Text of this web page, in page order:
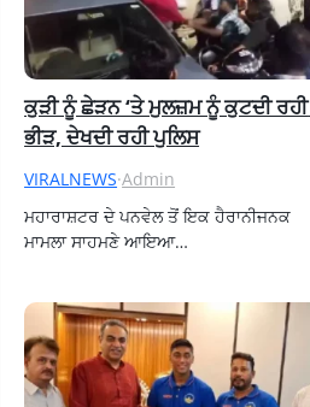
ਕੁੜੀ ਨੂੰ ਛੇੜਨ ‘ਤੇ ਮੁਲਜ਼ਮ ਨੂੰ ਕੁਟਦੀ ਰਹੀ
ਭੀੜ, ਦੇਖਦੀ ਰਹੀ ਪੁਲਿਸ
VIRALNEWS·Admin
ਮਹਾਰਾਸ਼ਟਰ ਦੇ ਪਨਵੇਲ ਤੋਂ ਇਕ ਹੈਰਾਨੀਜਨਕ
ਮਾਮਲਾ ਸਾਹਮਣੇ ਆਇਆ…